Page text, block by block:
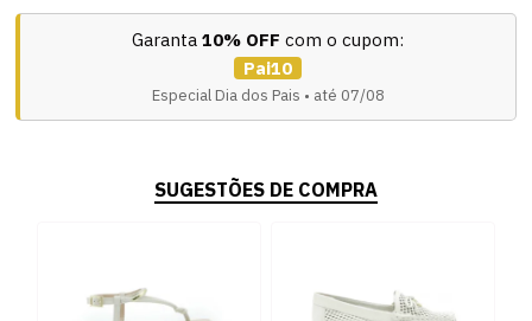
Garanta 10% OFF com o cupom:
Pai10
Especial Dia dos Pais • até 07/08
SUGESTÕES DE COMPRA